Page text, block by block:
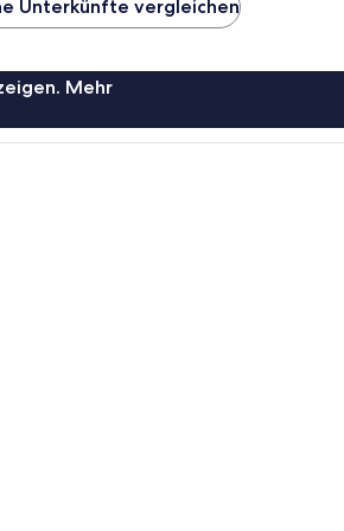
Unterkünfte vergleichen
Mehr